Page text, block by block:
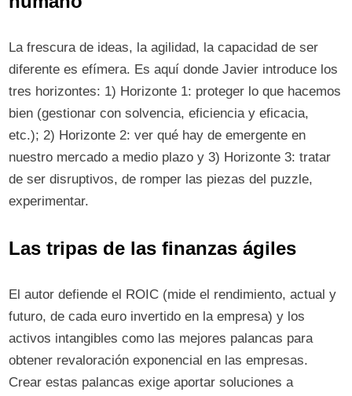
La frescura de ideas, la agilidad, la capacidad de ser
diferente es efímera. Es aquí donde Javier introduce los
tres horizontes: 1) Horizonte 1: proteger lo que hacemos
bien (gestionar con solvencia, eficiencia y eficacia,
etc.); 2) Horizonte 2: ver qué hay de emergente en
nuestro mercado a medio plazo y 3) Horizonte 3: tratar
de ser disruptivos, de romper las piezas del puzzle,
experimentar.
Las tripas de las finanzas ágiles
El autor defiende el ROIC (mide el rendimiento, actual y
futuro, de cada euro invertido en la empresa) y los
activos intangibles como las mejores palancas para
obtener revaloración exponencial en las empresas.
Crear estas palancas exige aportar soluciones a